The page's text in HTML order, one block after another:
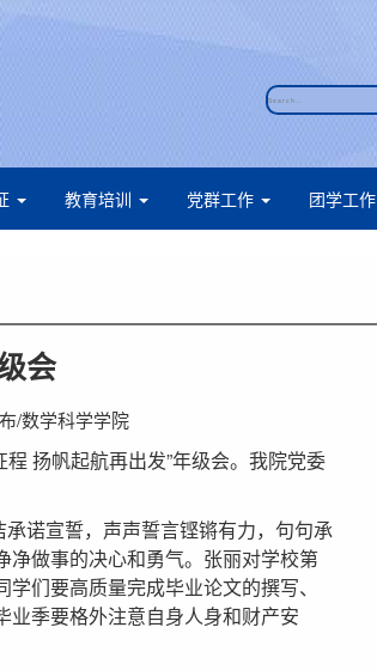
教育培训 党群工作 团学工作
会
/数学科学学院
扬帆起航再出发”年级会。我院党委
诺宣誓，声声誓言铿锵有力，句句承
净做事的决心和勇气。张丽对学校第
们要高质量完成毕业论文的撰写、
季要格外注意自身人身和财产安